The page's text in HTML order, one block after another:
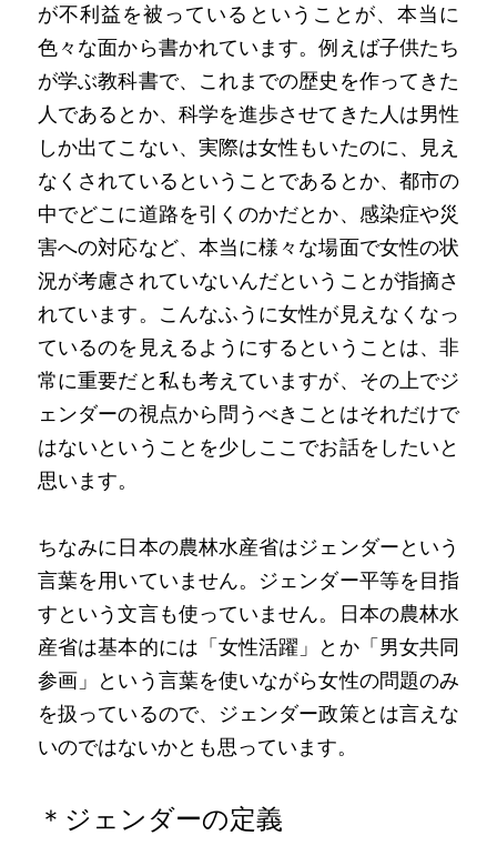
が不利益を被っているということが、本当に
色々な面から書かれています。例えば子供たち
が学ぶ教科書で、これまでの歴史を作ってきた
人であるとか、科学を進歩させてきた人は男性
しか出てこない、実際は女性もいたのに、見え
なくされているということであるとか、都市の
中でどこに道路を引くのかだとか、感染症や災
害への対応など、本当に様々な場面で女性の状
況が考慮されていないんだということが指摘さ
れています。こんなふうに女性が見えなくなっ
ているのを見えるようにするということは、非
常に重要だと私も考えていますが、その上でジ
ェンダーの視点から問うべきことはそれだけで
はないということを少しここでお話をしたいと
思います。
ちなみに日本の農林水産省はジェンダーという
言葉を用いていません。ジェンダー平等を目指
すという文言も使っていません。日本の農林水
産省は基本的には「女性活躍」とか「男女共同
参画」という言葉を使いながら女性の問題のみ
を扱っているので、ジェンダー政策とは言えな
いのではないかとも思っています。
＊ジェンダーの定義